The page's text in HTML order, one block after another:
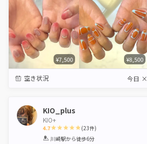
¥7,500 ¥8,500
空き状況 今日 ×
KIO_plus
KIO+
4.7
1 2 3 4 5
(23件)
川崎駅から徒歩6分